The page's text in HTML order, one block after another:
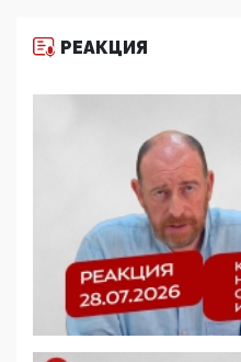
11:53, 09 Июня 2026
деятельность ИИТО
цифроглобалисты
повестку в образовании
09:43, 01 Июня 2026
5G за счет здоровья
отобрать у регионов и
защищать жилые дома
05:58, 26 Мая 2026
Роскомнадзор
деструктивным и
07:39, 25 Мая 2026
РЕАКЦИЯ